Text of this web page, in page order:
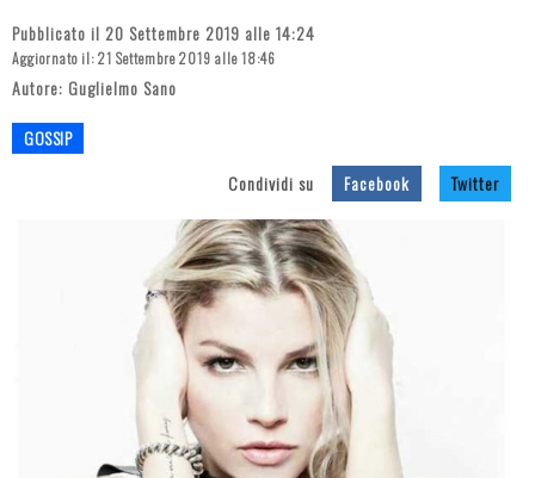
Pubblicato il 20 Settembre 2019 alle 14:24
Aggiornato il: 21 Settembre 2019 alle 18:46
Autore: Guglielmo Sano
GOSSIP
Condividi su
Facebook Twitter